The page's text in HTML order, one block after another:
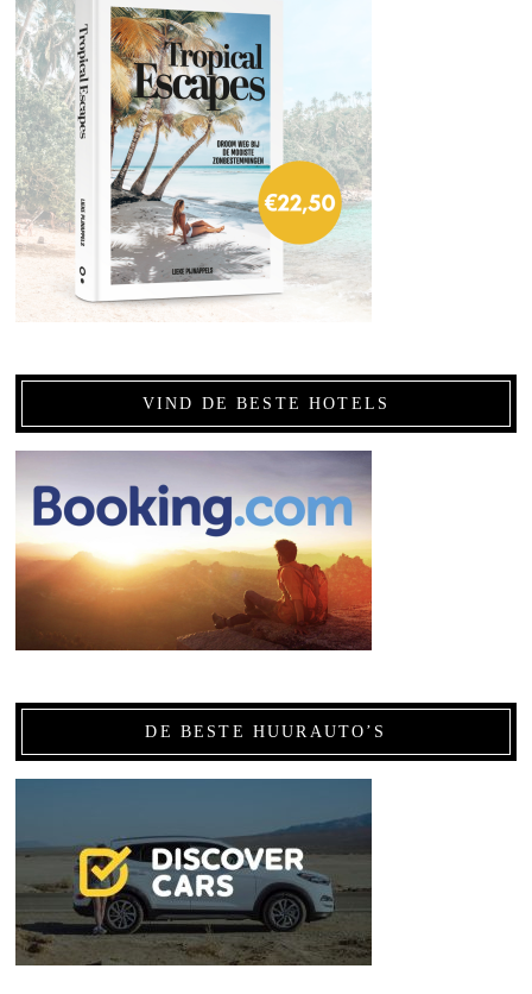
VIND DE BESTE HOTELS
DE BESTE HUURAUTO’S